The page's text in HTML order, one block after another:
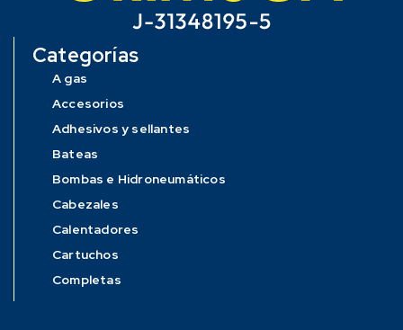
Categorías
A gas
Accesorios
Adhesivos y sellantes
Bateas
Bombas e Hidroneumáticos
Cabezales
Calentadores
Cartuchos
Completas